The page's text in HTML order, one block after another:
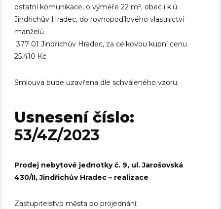
ostatní komunikace, o výměře 22 m², obec i k.ú.
Jindřichův Hradec, do rovnopodílového vlastnictví
manželů
377 01 Jindřichův Hradec, za celkovou kupní cenu
25.410 Kč.
Smlouva bude uzavřena dle schváleného vzoru.
Usnesení číslo:
53/4Z/2023
Prodej nebytové jednotky č. 9, ul. Jarošovská
430/II, Jindřichův Hradec – realizace
Zastupitelstvo města po projednání: